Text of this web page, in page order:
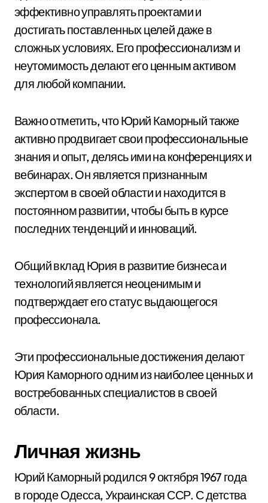
эффективно управлять проектами и
достигать поставленных целей даже в
сложных условиях. Его профессионализм и
неутомимость делают его ценным активом
для любой компании.
Важно отметить, что Юрий Каморный также
активно продвигает свои профессиональные
знания и опыт, делясь ими на конференциях и
вебинарах. Он является признанным
экспертом в своей области и находится в
постоянном развитии, чтобы быть в курсе
последних тенденций и инноваций.
Общий вклад Юрия в развитие бизнеса и
технологий является неоценимым и
подтверждает его статус выдающегося
профессионала.
Эти профессиональные достижения делают
Юрия Каморного одним из наиболее ценных и
востребованных специалистов в своей
области.
Личная жизнь
Юрий Каморный родился 9 октября 1967 года
в городе Одесса, Украинская ССР. С детства